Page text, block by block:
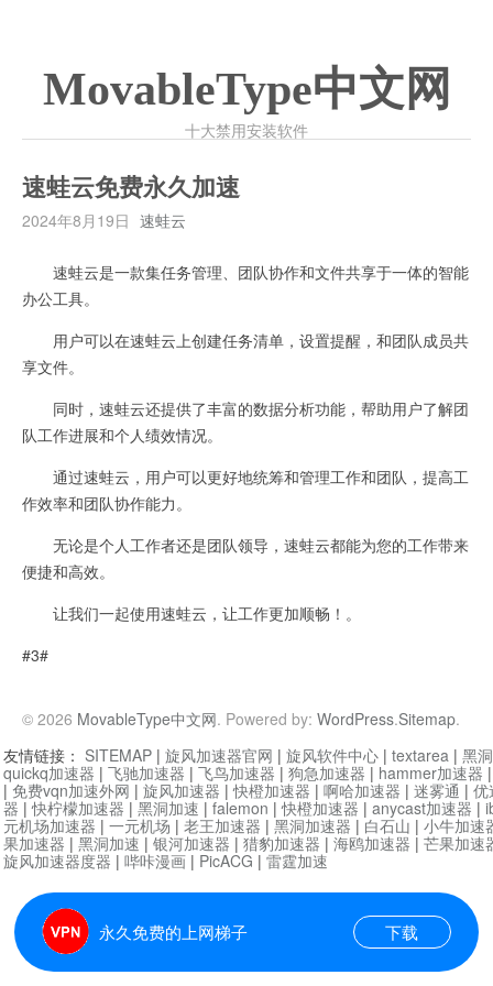
MovableType中文网
十大禁用安装软件
速蛙云免费永久加速
2024年8月19日 速蛙云
速蛙云是一款集任务管理、团队协作和文件共享于一体的智能
办公工具。
用户可以在速蛙云上创建任务清单，设置提醒，和团队成员共
享文件。
同时，速蛙云还提供了丰富的数据分析功能，帮助用户了解团
队工作进展和个人绩效情况。
通过速蛙云，用户可以更好地统筹和管理工作和团队，提高工
作效率和团队协作能力。
无论是个人工作者还是团队领导，速蛙云都能为您的工作带来
便捷和高效。
让我们一起使用速蛙云，让工作更加顺畅！。
#3#
© 2026 MovableType中文网. Powered by: WordPress.Sitemap.
永久免费的上网梯子 下载
友情链接： SITEMAP | 旋风加速器官网 | 旋风软件中心 | textarea | 黑
quickq加速器 | 飞驰加速器 | 飞鸟加速器 | 狗急加速器 | hammer加速器
| 免费vqn加速外网 | 旋风加速器 |快橙加速器 | 啊哈加速器 | 迷雾通 | 优
器 |快柠檬加速器 | 黑洞加速 | falemon |快橙加速器 | anycast加速器 |
元机场加速器 | 一元机场 | 老王加速器 | 黑洞加速器 | 白石山 | 小牛加速
果加速器 | 黑洞加速 | 银河加速器 | 猎豹加速器 | 海鸥加速器 | 芒果加速
旋风加速器度器 | 哔咔漫画 | PicACG | 雷霆加速